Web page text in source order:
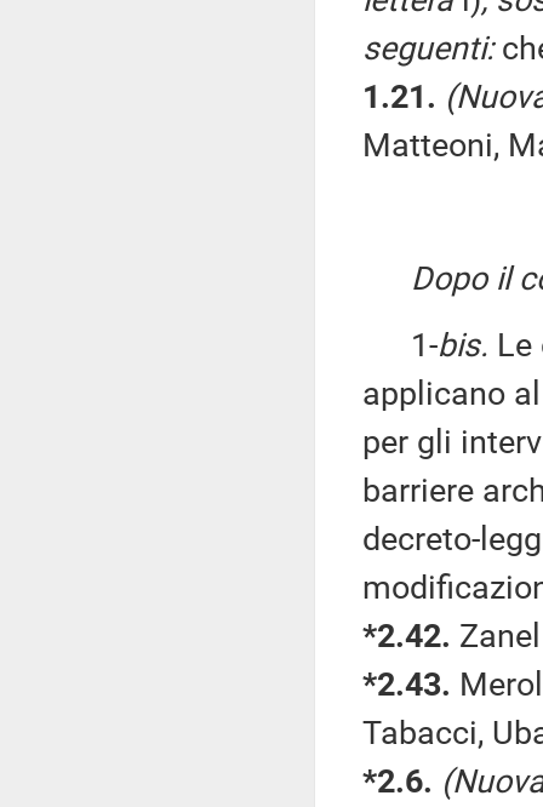
seguenti:
1.21.
Matteoni,
Dopo il
1-bis.
applicano
per gli
barriere
decreto-
*2.42.
*2.43.
Tabacci,
*2.6.